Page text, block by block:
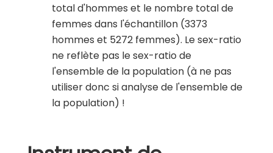
total d'hommes et le nombre total de
femmes dans l'échantillon (3373
hommes et 5272 femmes). Le sex-ratio
ne reflète pas le sex-ratio de
l'ensemble de la population (à ne pas
utiliser donc si analyse de l'ensemble de
la population) !